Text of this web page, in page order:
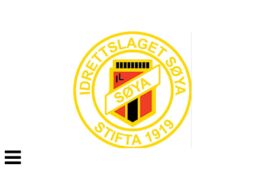
Veksle
navigasjon